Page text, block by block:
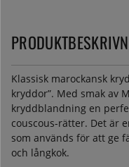
Klassisk marockansk
kryddor”. Med smak av
kryddblandning en
couscous-rätter. Det är
som används för att ge
och långkok.